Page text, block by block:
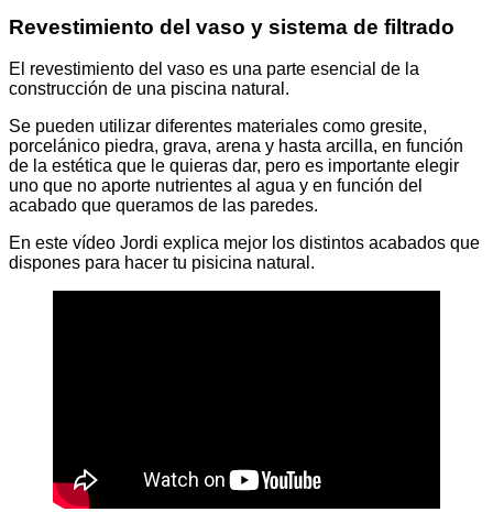
Revestimiento del vaso y sistema de filtrado
El revestimiento del vaso es una parte esencial de la
construcción de una piscina natural.
Se pueden utilizar diferentes materiales como gresite,
porcelánico piedra, grava, arena y hasta arcilla, en función
de la estética que le quieras dar, pero es importante elegir
uno que no aporte nutrientes al agua y en función del
acabado que queramos de las paredes.
En este vídeo Jordi explica mejor los distintos acabados que
dispones para hacer tu pisicina natural.